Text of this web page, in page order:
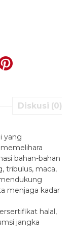
Diskusi (0)
yang
bahan-bahan
tribulus, maca,
menjaga kadar
halal,
jangka